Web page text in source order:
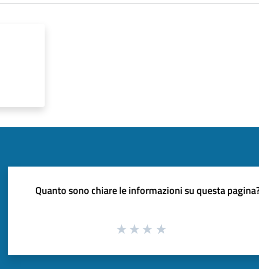
Quanto sono chiare le informazioni su questa